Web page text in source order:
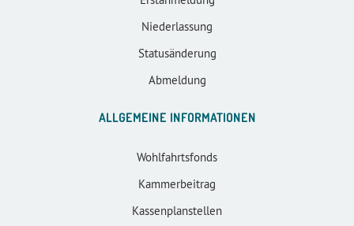
Niederlassung
Statusänderung
Abmeldung
ALLGEMEINE INFORMATIONEN
Wohlfahrtsfonds
Kammerbeitrag
Kassenplanstellen